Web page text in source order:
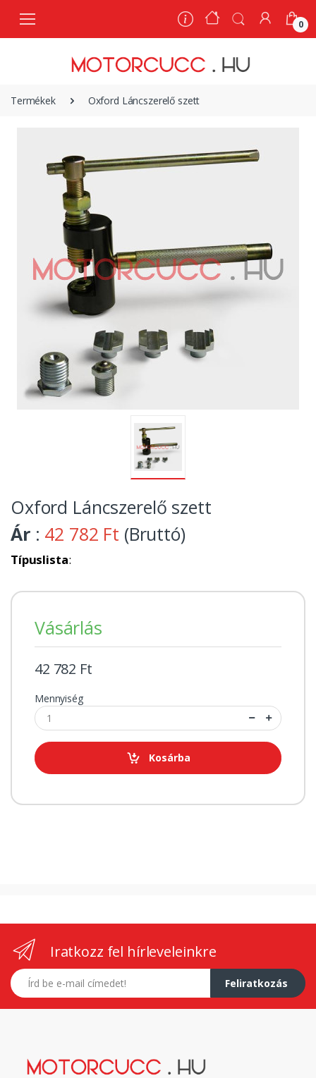
0
Termékek Oxford Láncszerelő szett
Oxford Láncszerelő szett
Ár : 42 782 Ft (Bruttó)
Típuslista:
Vásárlás
42 782 Ft
Mennyiség
Kosárba
Iratkozz fel hírleveleinkre
E-mail címed
Feliratkozás
0